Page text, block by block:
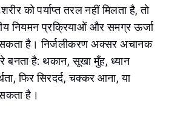
को पर्याप्त तरल नहीं मिलता है, तो
नियमन प्रक्रियाओं और समग्र ऊर्जा
सकता है। निर्जलीकरण अक्सर अचानक
बनता है: थकान, सूखा मुँह, ध्यान
फिर सिरदर्द, चक्कर आना, या
है।